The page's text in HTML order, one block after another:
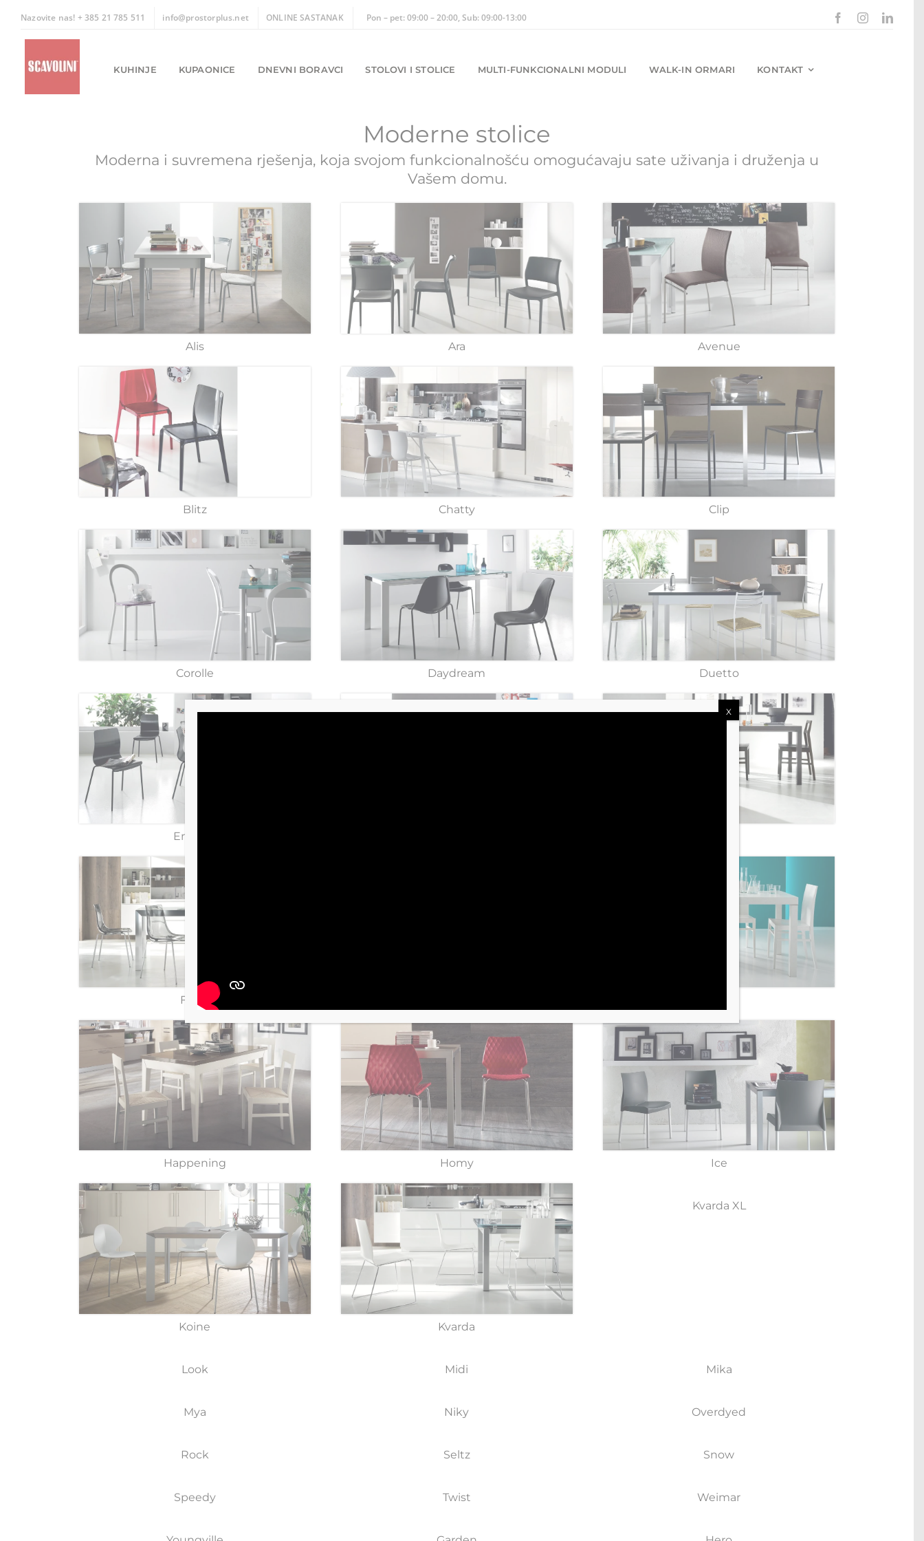
Nazovite nas! + 385 21 785 511 info@prostorplus.net ONLINE SASTANAK Pon – pet: 09:00 – 20:00, Sub: 09:00-13:00
KUHINJE KUPAONICE DNEVNI BORAVCI STOLOVI I STOLICE MULTI-FUNKCIONALNI MODULI WALK-IN ORMARI KONTAKT
Moderne stolice
Moderna i suvremena rješenja, koja svojom funkcionalnošću omogućavaju sate uživanja i druženja u
Vašem domu.
Alis Ara Avenue
Blitz Chatty Clip
Corolle Daydream Duetto
Endless
Flash
Happening Homy Ice
Koine Kvarda
Kvarda XL
Look Midi Mika
Mya Niky Overdyed
Rock Seltz Snow
Speedy Twist Weimar
X